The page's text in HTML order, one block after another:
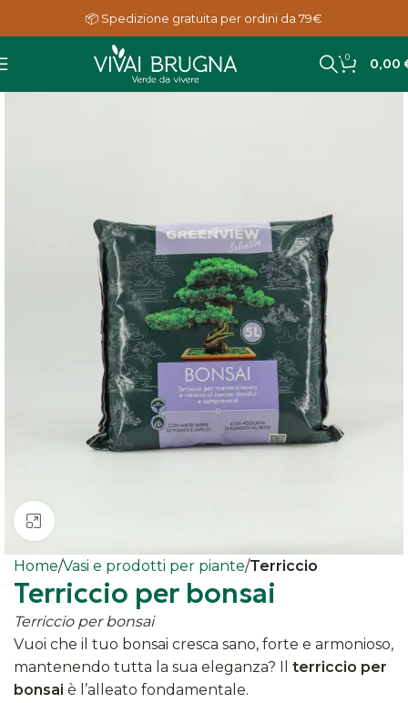
📦 Spedizione gratuita per ordini da 79€
0 0,00
Clicca per ingrandire
Home Vasi e prodotti per piante Terriccio
Terriccio per bonsai
Terriccio per bonsai
Vuoi che il tuo bonsai cresca sano, forte e armonioso,
mantenendo tutta la sua eleganza? Il terriccio per
bonsai è l’alleato fondamentale.